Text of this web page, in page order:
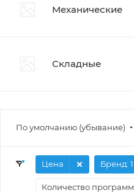
Механические
Складные
По умолчанию (убывание)
Цена Бренд: 1
Количество программ